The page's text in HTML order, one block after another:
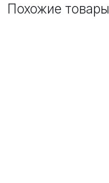
Похожие товары